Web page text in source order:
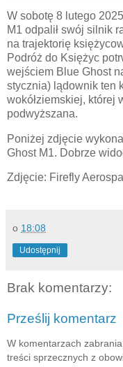
W sobotę 8 lutego
M1 odpalił swój silnik
na trajektorię
Podróż do Księżyc
wejściem Blue Ghost
stycznia) lądownik ten
wokółziemskiej, której
podwyższana.
Poniżej zdjęcie
Ghost M1. Dobrze
Zdjęcie: Firefly
o 18:08
Udostępnij
Brak komentarzy:
Prześlij komentarz
W komentarzach
treści sprzecznych z